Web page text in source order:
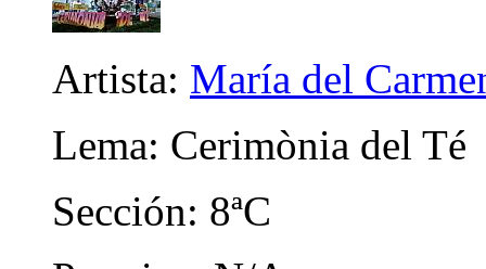
Artista: María del
Lema: Cerimònia del Té
Sección: 8ªC